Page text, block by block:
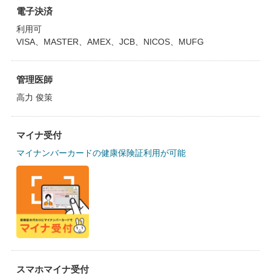
電子決済
利用可
VISA、MASTER、AMEX、JCB、NICOS、MUFG
管理医師
高力 俊策
マイナ受付
マイナンバーカードの健康保険証利用が可能
スマホマイナ受付